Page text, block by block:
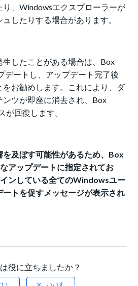
り、Windowsエクスプローラーが
したりする場合があります。
したことがある場合は、Box
デートし、アップデート完了後
をお勧めします。これにより、ダ
ンツが即座に消去され、Box
が回復します。
を及ぼす可能性があるため、Box
アップデートに指定されてお
ンしている全てのWindowsユー
トを促すメッセージが表示され
役に立ちましたか？